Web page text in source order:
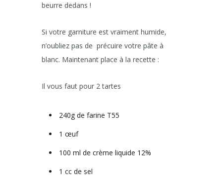
beurre dedans !
Si votre garniture est vraiment humide,
n’oubliez pas de précuire votre pâte à
blanc. Maintenant place à la recette :
Il vous faut pour 2 tartes
240g de farine T55
1 œuf
100 ml de crème liquide 12%
1 cc de sel